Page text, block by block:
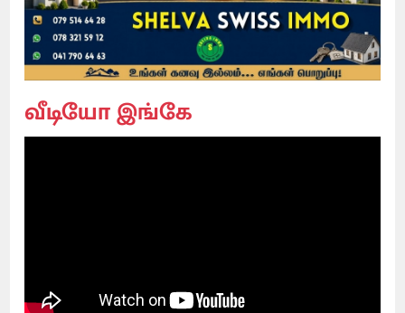
வீடியோ இங்கே